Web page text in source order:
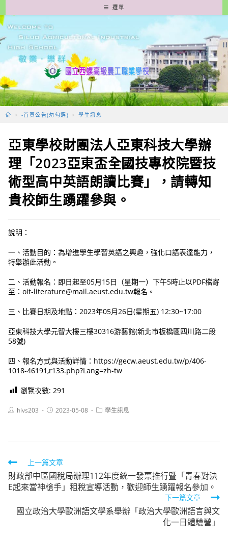
轉
至
要
容
選單
> -首頁公告(勿勾選) > 學生訊息
亞東學校財團法人亞東科技大學辦
理「2023亞東盃全國技專校院暨技
術型高中英語朗讀比賽」，請轉知
貴校師生踴躍參與。
說明：
一、活動目的：為增進學生學習英語之興趣，強化口語表達能力，
特舉辦此活動。
二、活動報名：即日起至05月15日（星期一）下午5時止以PDF檔寄
至：oit-literature@mail.aeust.edu.tw報名。
三、比賽日期及地點：2023年05月26日(星期五) 12:30~17:00
亞東科技大學元智大樓三樓30316游藝館(新北市板橋區四川路二段
58號)
四、報名方式與活動詳情：https://gecw.aeust.edu.tw/p/406-
1018-46191,r133.php?Lang=zh-tw
瀏覽次數: 291
Posthlvs203
Post2023-05-08
Post學生訊息
Read
more
articles
上一篇文章
財政部中區國稅局辦理112年度統一發票推行暨「青春對決
E起來當神槍手」租稅宣導活動，歡迎師生踴躍報名參加。
下一篇文章
國立政治大學歐洲語文學系舉辦「政治大學歐洲語言與文
化一日體驗營」